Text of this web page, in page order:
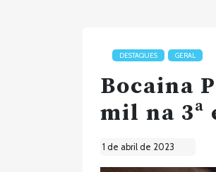
DESTAQUES GERAL
Bocaina
mil na 3ª
1 de abril de 2023